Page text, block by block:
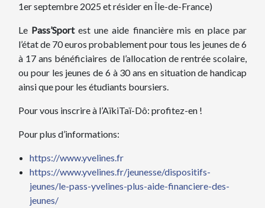
1er septembre 2025 et résider en Île-de-France)
Le Pass’Sportest une aide financière mis en place par
l’état de 70 euros probablement pour tous les jeunes de 6
à 17 ans bénéficiaires de l’allocation de rentrée scolaire,
ou pour les jeunes de 6 à 30 ans en situation de handicap
ainsi que pour les étudiants boursiers.
Pour vous inscrire à l’AïkiTaï-Dô: profitez-en !
Pour plus d’informations:
https://www.yvelines.fr
https://www.yvelines.fr/jeunesse/dispositifs-
jeunes/le-pass-yvelines-plus-aide-financiere-des-
jeunes/